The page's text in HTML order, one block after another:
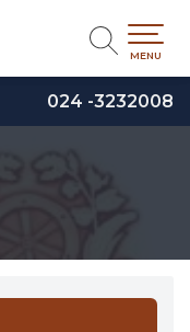
024 -3232008
MENU